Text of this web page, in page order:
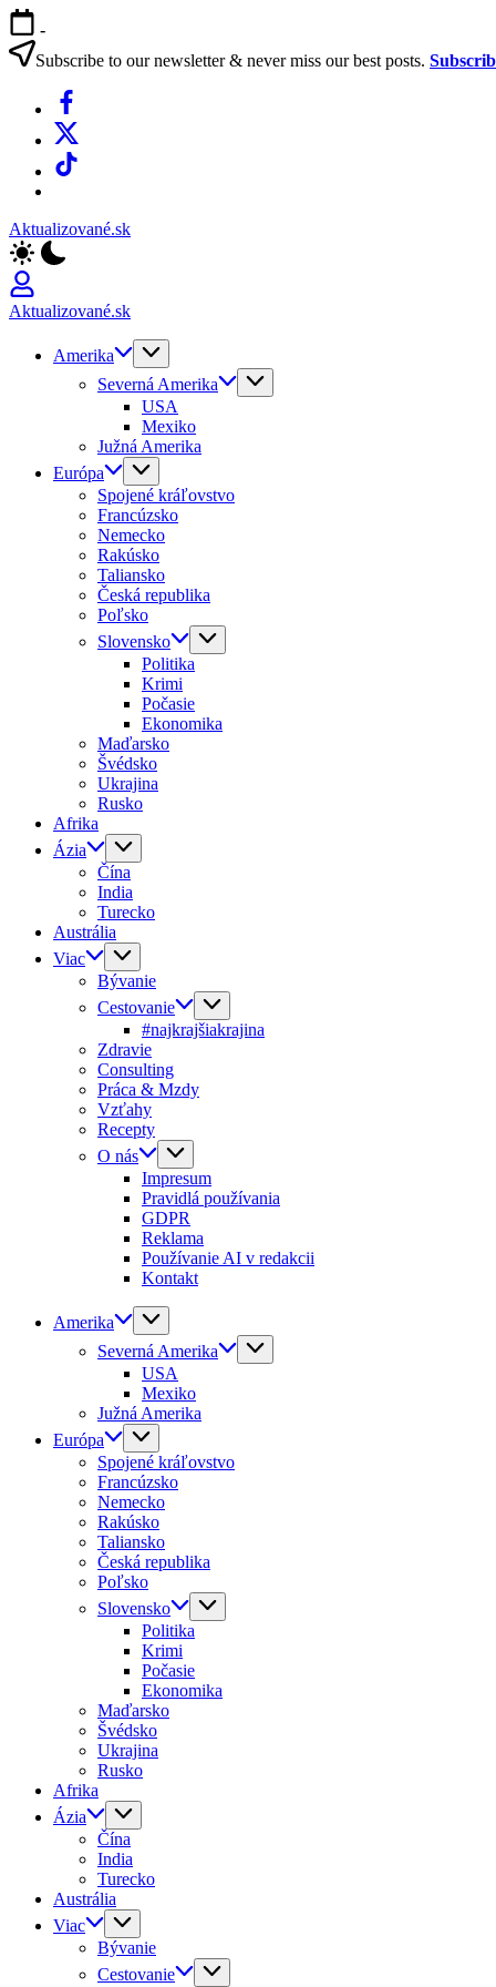
Skip
to
content
-
Subscribe to our newsletter & never miss our best posts.
Facebook
X
TikTok
Aktualizované.sk
Aktualizované.sk
Amerika
Severná Amerika
USA
Mexiko
Južná Amerika
Európa
Spojené kráľovstvo
Francúzsko
Nemecko
Rakúsko
Taliansko
Česká republika
Poľsko
Slovensko
Politika
Krimi
Počasie
Ekonomika
Maďarsko
Švédsko
Ukrajina
Rusko
Afrika
Ázia
Čína
India
Turecko
Austrália
Viac
Bývanie
Cestovanie
#najkrajšiakrajina
Zdravie
Consulting
Práca & Mzdy
Vzťahy
Recepty
O nás
Impresum
Pravidlá používania
GDPR
Reklama
Používanie AI v redakcii
Kontakt
Amerika
Severná Amerika
USA
Mexiko
Južná Amerika
Európa
Spojené kráľovstvo
Francúzsko
Nemecko
Rakúsko
Taliansko
Česká republika
Poľsko
Slovensko
Politika
Krimi
Počasie
Ekonomika
Maďarsko
Švédsko
Ukrajina
Rusko
Afrika
Ázia
Čína
India
Turecko
Austrália
Viac
Bývanie
Cestovanie